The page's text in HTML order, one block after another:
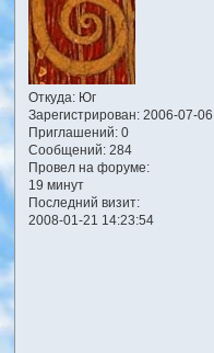
Откуда:Юг
Зарегистрирован: 2006-07-06
Приглашений:0
Сообщений:284
Провел на форуме:
19 минут
Последний визит:
2008-01-21 14:23:54